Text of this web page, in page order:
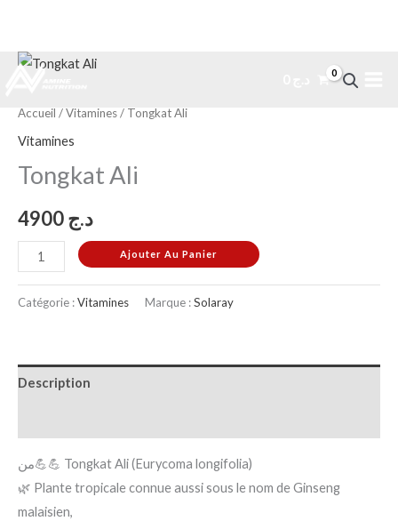
Aller
contenu
Accueil /Vitamines/ Tongkat Ali
Vitamines
Tongkat Ali
د.ج
quantité
Tongkat
Ali
Ajouter Au Panier
Catégorie :Vitamines Marque :Solaray
Description
من💪💪 Tongkat Ali (Eurycoma longifolia)
🌿 Plante tropicale connue aussi sous le nom de Ginseng
malaisien,